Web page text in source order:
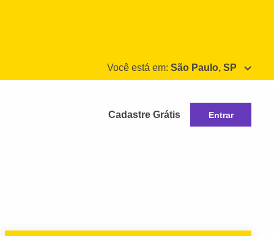
Você está em: São Paulo, SP
Cadastre Grátis Entrar